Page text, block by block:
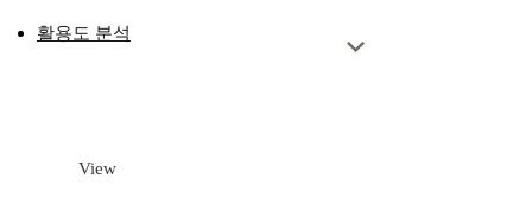
활용도 분석
View